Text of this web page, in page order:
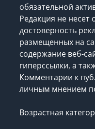
обязательной
Редакция не несет
достоверность
размещенных на
содержание веб-
гиперссылки, а
Комментарии к
личным мнением
Возрастная